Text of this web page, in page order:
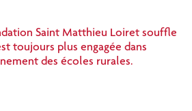
Saint Matthieu Loiret souffle
toujours plus engagée dans
des écoles rurales.